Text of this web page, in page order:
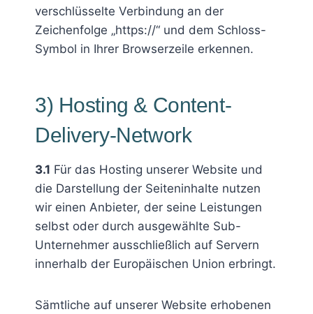
verschlüsselte Verbindung an der
Zeichenfolge „https://“ und dem Schloss-
Symbol in Ihrer Browserzeile erkennen.
3) Hosting & Content-
Delivery-Network
3.1 Für das Hosting unserer Website und
die Darstellung der Seiteninhalte nutzen
wir einen Anbieter, der seine Leistungen
selbst oder durch ausgewählte Sub-
Unternehmer ausschließlich auf Servern
innerhalb der Europäischen Union erbringt.
Sämtliche auf unserer Website erhobenen